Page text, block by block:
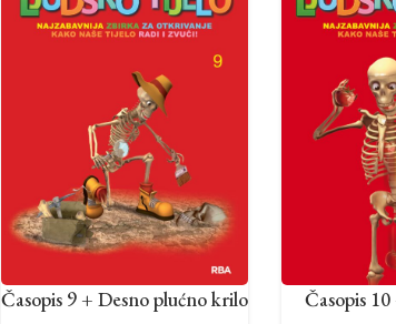
Časopis 9 + Desno plućno krilo Časopis